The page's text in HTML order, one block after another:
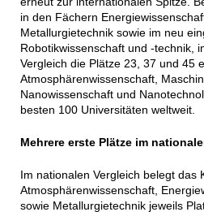
in den Fächern
Metallurgietechnik sowie im neu
Robotikwissenschaft und -technik,
Vergleich die Plätze 23, 37 und 45
Atmosphärenwissenschaft,
Nanowissenschaft und
besten 100 Universitäten weltweit.
Mehrere erste Plätze im
Im nationalen Vergleich belegt das
Atmosphärenwissenschaft,
sowie Metallurgietechnik jeweils